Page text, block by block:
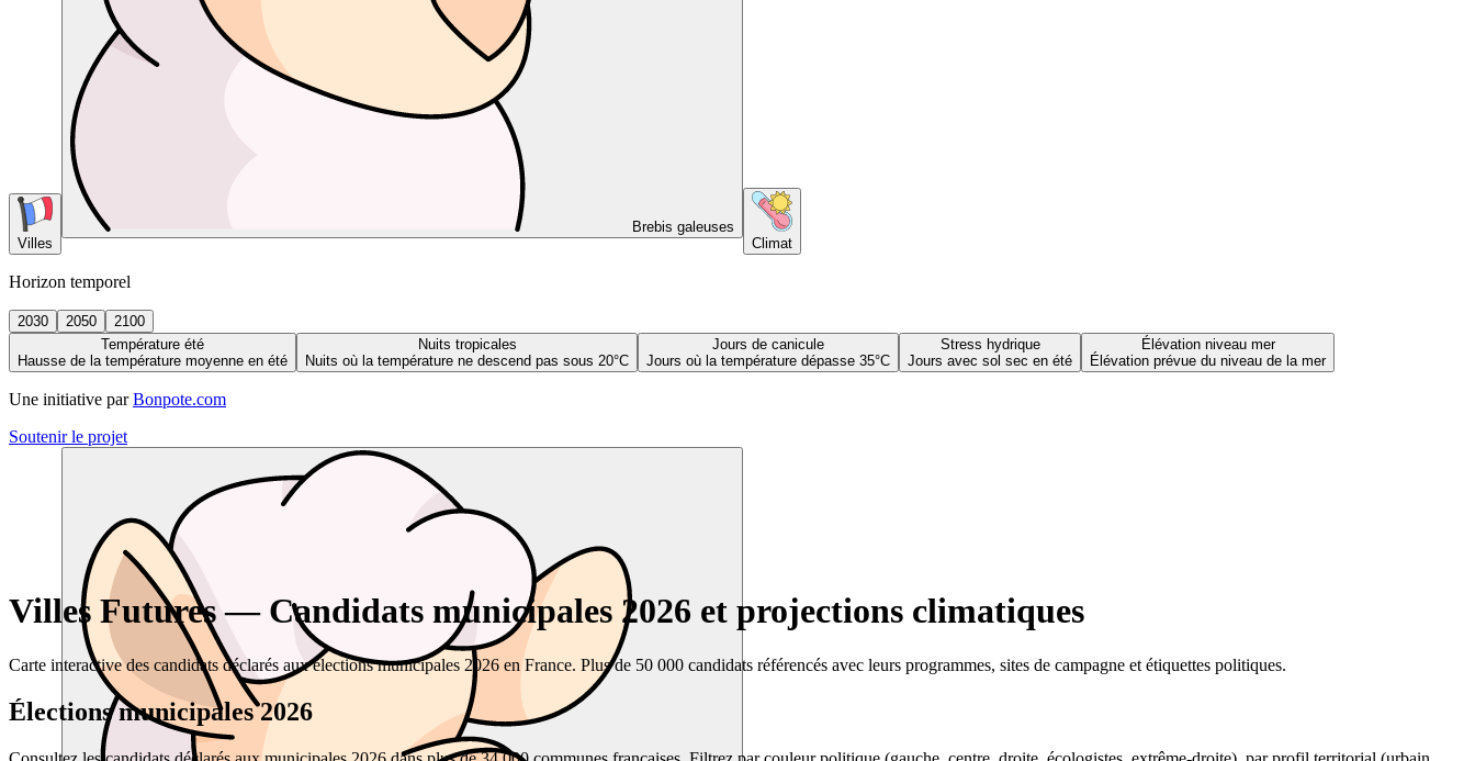
Villes
Brebis galeuses
Climat
Horizon temporel
2030 2050
2100
Température été
Hausse de la température moyenne en été
Nuits tropicales
Nuits où la température ne descend pas sous 20°C
Jours de canicule
Jours où la température dépasse 35°C
Stress hydrique
Jours avec sol sec en été
Élévation niveau mer
Élévation prévue du niveau de la mer
Une initiative par Bonpote.com
Soutenir le projet
Villes Futures — Candidats municipales 2026 et projections climatiques
Carte interactive des candidats déclarés aux élections municipales 2026 en France. Plus de 50 000 candidats référencés avec leurs programmes, sites de campagne et étiquettes politiques.
Élections municipales 2026